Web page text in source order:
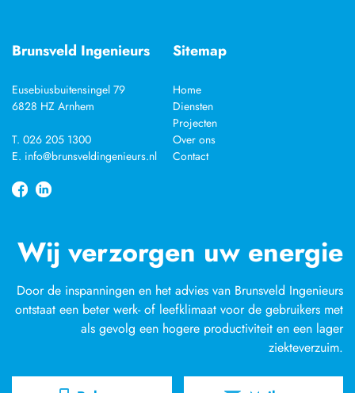
Brunsveld Ingenieurs
Eusebiusbuitensingel 79
6828 HZ Arnhem
T. 026 205 1300
E. info@brunsveldingenieurs.nl
Sitemap
Home
Diensten
Projecten
Over ons
Contact
Wij verzorgen uw energie
Door de inspanningen en het advies van Brunsveld Ingenieurs
ontstaat een beter werk- of leefklimaat voor de gebruikers met
als gevolg een hogere productiviteit en een lager
ziekteverzuim.